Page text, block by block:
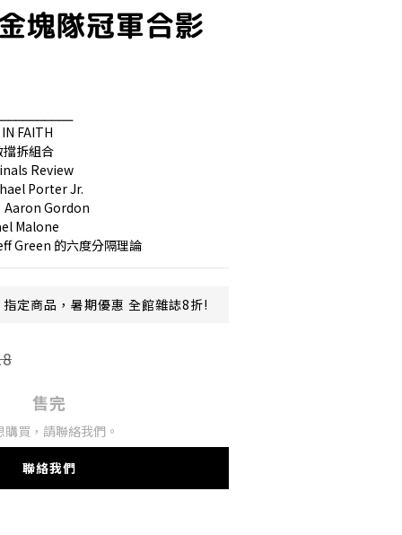
塊隊冠軍合影
FAITH
拆組合
Review
Porter Jr.
Aaron Gordon
Malone
Green 的六度分隔理論
指定商品，暑期優惠 全館雜誌8折!
售完
購買，請聯絡我們。
聯絡我們